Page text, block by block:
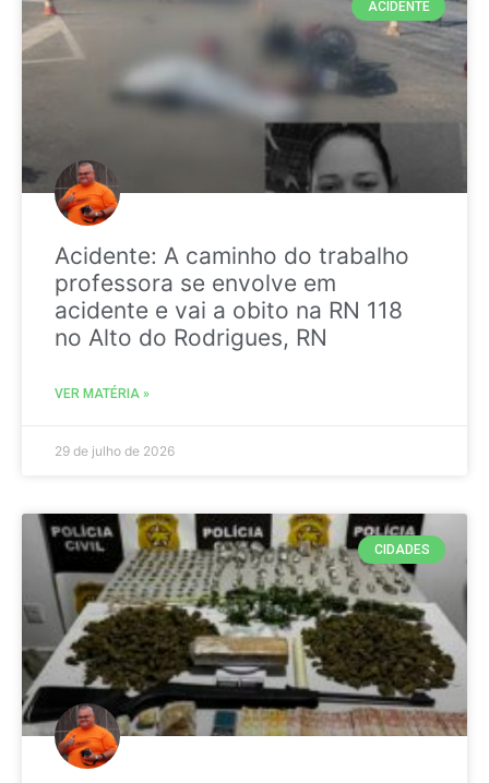
ACIDENTE
Acidente: A caminho do trabalho
professora se envolve em
acidente e vai a obito na RN 118
no Alto do Rodrigues, RN
VER MATÉRIA »
29 de julho de 2026
CIDADES